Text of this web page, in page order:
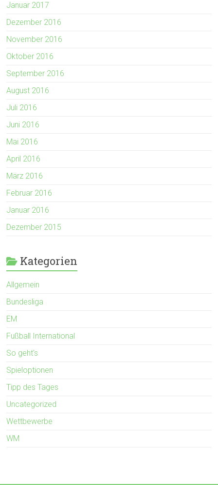
Januar 2017
Dezember 2016
November 2016
Oktober 2016
September 2016
August 2016
Juli 2016
Juni 2016
Mai 2016
April 2016
März 2016
Februar 2016
Januar 2016
Dezember 2015
Kategorien
Allgemein
Bundesliga
EM
Fußball International
So geht's
Spieloptionen
Tipp des Tages
Uncategorized
Wettbewerbe
WM